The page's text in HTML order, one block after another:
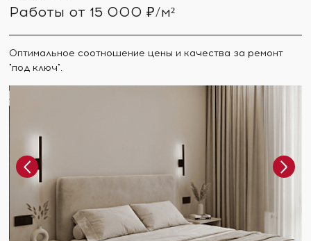
Работы от 15 000 ₽/м²
Оптимальное соотношение цены и качества за ремонт
"под ключ".